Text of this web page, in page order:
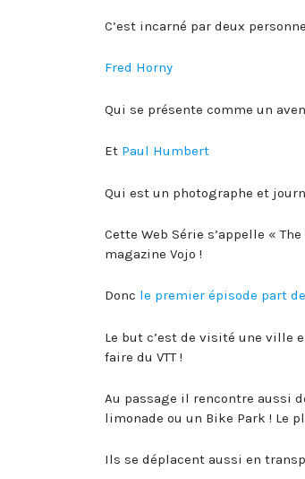
C’est incarné par deux
Fred Horny
Qui se présente comme un
Et Paul Humbert
Qui est un photographe et
Cette Web Série s’appelle «
magazine Vojo !
Donc le premier épisode part
Le but c’est de visité une ville
faire du VTT !
Au passage il rencontre aussi
limonade ou un Bike Park ! Le
Ils se déplacent aussi en